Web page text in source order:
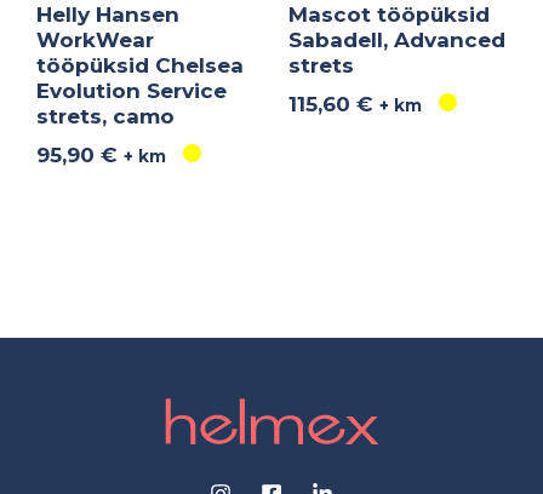
Helly Hansen
WorkWear
tööpüksid Chelsea
Evolution Service
strets, camo
95,90€ + km
Mascot tööpüksid
Sabadell, Advanced
strets
115,60 € + km